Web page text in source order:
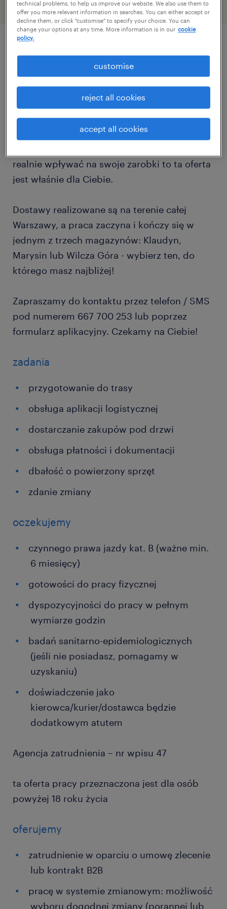
job details
Masz prawo jazdy kat. B, lubisz prowadzić
auto i jesteś osobą, która ceni sobie
aktywność fizyczną w codziennej pracy?
Szukamy właśnie Ciebie! Jeśli szukasz
realnie wpływać na swoje zarobki to ta oferta
jest właśnie dla Ciebie.
Dostawy realizowane są na terenie całej
Warszawy, a praca zaczyna i kończy się w
jednym z trzech magazynów: Klaudyn,
Marysin lub Wilcza Góra - wybierz ten, do
którego masz najbliżej!
Zapraszamy do kontaktu przez telefon / SMS
pod numerem 667 700 253 lub poprzez
formularz aplikacyjny. Czekamy na Ciebie!
zadania
przygotowanie do trasy
obsługa aplikacji logistycznej
dostarczanie zakupów pod drzwi
obsługa płatności i dokumentacji
dbałość o powierzony sprzęt
zdanie zmiany
oczekujemy
czynnego prawa jazdy kat. B (ważne min.
6 miesięcy)
gotowości do pracy fizycznej
dyspozycyjności do pracy w pełnym
wymiarze godzin
badań sanitarno-epidemiologicznych
(jeśli nie posiadasz, pomagamy w
uzyskaniu)
doświadczenie jako
kierowca/kurier/dostawca będzie
dodatkowym atutem
Agencja zatrudnienia – nr wpisu 47
ta oferta pracy przeznaczona jest dla osób
powyżej 18 roku życia
oferujemy
zatrudnienie w oparciu o umowę zlecenie
lub kontrakt B2B
pracę w systemie zmianowym: możliwość
wyboru dogodnej zmiany (porannej lub
technical problems, to help us improve our website. We also use them to
offer you more relevant information in searches. You can either accept or
decline them, or click "customise" to specify your choice. You can
change your options at any time. More information is in our cookie
policy.
accept all cookies
reject all cookies
customise